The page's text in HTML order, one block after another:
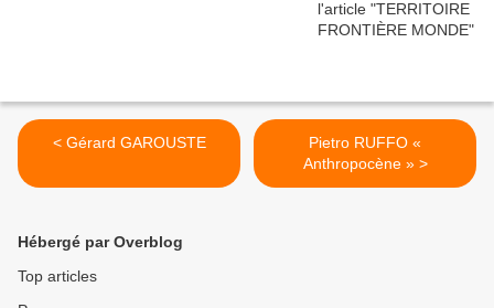
< Gérard GAROUSTE
Pietro RUFFO «
Anthropocène » >
Hébergé par Overblog
Top articles